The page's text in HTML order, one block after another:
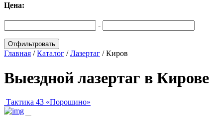
Цена:
-
Главная /Каталог /Лазертаг /Киров
Выездной лазертаг в Кирове
Тактика 43 «Порошино»